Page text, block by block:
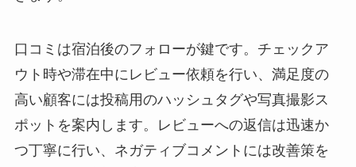
口コミは宿泊後のフォローが鍵です。チェックア
ウト時や滞在中にレビュー依頼を行い、満足度の
高い顧客には投稿用のハッシュタグや写真撮影ス
ポットを案内します。レビューへの返信は迅速か
つ丁寧に行い、ネガティブコメントには改善策を